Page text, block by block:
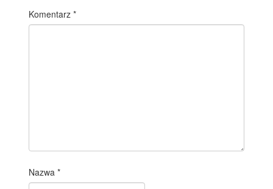
Komentarz*
Nazwa*